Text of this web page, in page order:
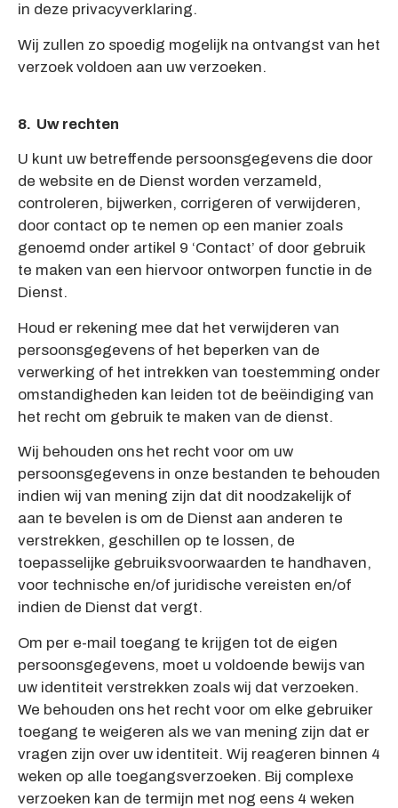
in deze privacyverklaring.
Wij zullen zo spoedig mogelijk na ontvangst van het
verzoek voldoen aan uw verzoeken.
8. Uw rechten
U kunt uw betreffende persoonsgegevens die door
de website en de Dienst worden verzameld,
controleren, bijwerken, corrigeren of verwijderen,
door contact op te nemen op een manier zoals
genoemd onder artikel 9 ‘Contact’ of door gebruik
te maken van een hiervoor ontworpen functie in de
Dienst.
Houd er rekening mee dat het verwijderen van
persoonsgegevens of het beperken van de
verwerking of het intrekken van toestemming onder
omstandigheden kan leiden tot de beëindiging van
het recht om gebruik te maken van de dienst.
Wij behouden ons het recht voor om uw
persoonsgegevens in onze bestanden te behouden
indien wij van mening zijn dat dit noodzakelijk of
aan te bevelen is om de Dienst aan anderen te
verstrekken, geschillen op te lossen, de
toepasselijke gebruiksvoorwaarden te handhaven,
voor technische en/of juridische vereisten en/of
indien de Dienst dat vergt.
Om per e-mail toegang te krijgen tot de eigen
persoonsgegevens, moet u voldoende bewijs van
uw identiteit verstrekken zoals wij dat verzoeken.
We behouden ons het recht voor om elke gebruiker
toegang te weigeren als we van mening zijn dat er
vragen zijn over uw identiteit. Wij reageren binnen 4
weken op alle toegangsverzoeken. Bij complexe
verzoeken kan de termijn met nog eens 4 weken